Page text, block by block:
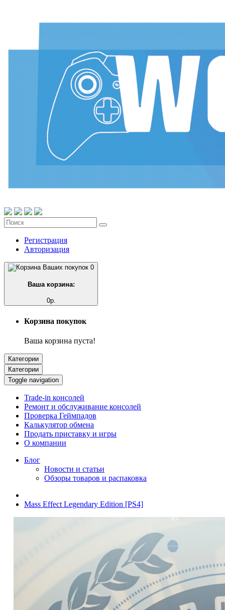
Регистрация
Авторизация
0
Ваша корзина:
0р.
Корзина покупок
Ваша корзина пуста!
Категории
Категории
Toggle navigation
Trade-in консолей
Ремонт и обслуживание консолей
Проверка Геймпадов
Калькулятор обмена
Продать приставку и игры
О компании
Блог
Новости и статьи
Обзоры товаров и распаковка
Mass Effect Legendary Edition [PS4]